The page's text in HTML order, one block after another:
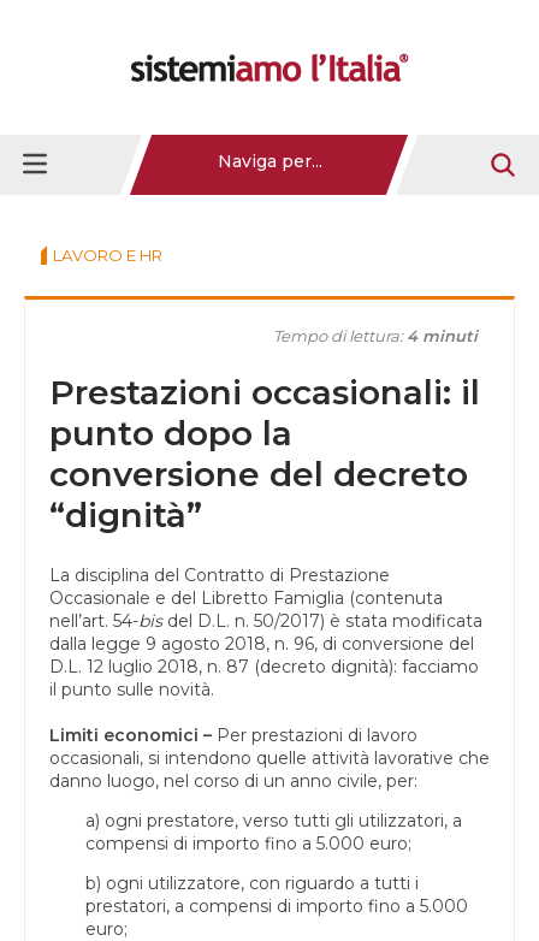
Naviga per...
LAVORO E HR
Tempo di lettura:4 minuti
Prestazioni occasionali: il
punto dopo la
conversione del decreto
“dignità”
La disciplina del Contratto di Prestazione
Occasionale e del Libretto Famiglia (contenuta
nell’art. 54-bisdel D.L. n. 50/2017) è stata modificata
dalla legge 9 agosto 2018, n. 96, di conversione del
D.L. 12 luglio 2018, n. 87 (decreto dignità): facciamo
il punto sulle novità.
Limiti economici – Per prestazioni di lavoro
occasionali, si intendono quelle attività lavorative che
danno luogo, nel corso di un anno civile, per:
a) ogni prestatore, verso tutti gli utilizzatori, a
compensi di importo fino a 5.000 euro;
b) ogni utilizzatore, con riguardo a tutti i
prestatori, a compensi di importo fino a 5.000
euro;